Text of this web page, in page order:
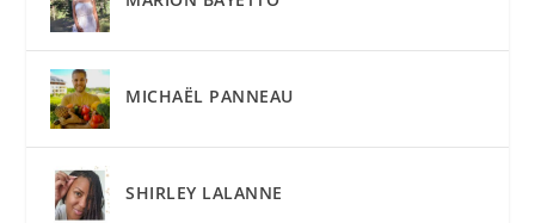
MICHAËL PANNEAU
SHIRLEY LALANNE